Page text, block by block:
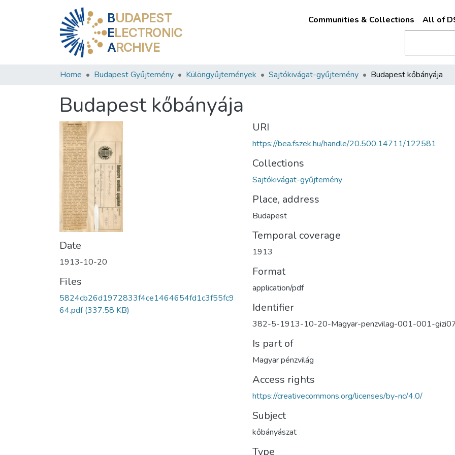
BUDAPEST
ELECTRONIC
ARCHIVE
Communities & Collections All of
Home Budapest Gyűjtemény Különgyűjtemények Sajtókivágat-gyűjtemény Budapest kőbányája
Budapest kőbányája
Date
1913-10-20
Files
5824cb26d1972833f4ce1464654fd1c3f55fc9
64.pdf(337.58 KB)
URI
https://bea.fszek.hu/handle/20.500.14711/122581
Collections
Sajtókivágat-gyűjtemény
Place, address
Budapest
Temporal coverage
1913
Format
application/pdf
Identifier
382-5-1913-10-20-Magyar-penzvilag-001-001-
Is part of
Magyar pénzvilág
Access rights
https://creativecommons.org/licenses/by-nc/4.0/
Subject
kőbányászat
Type